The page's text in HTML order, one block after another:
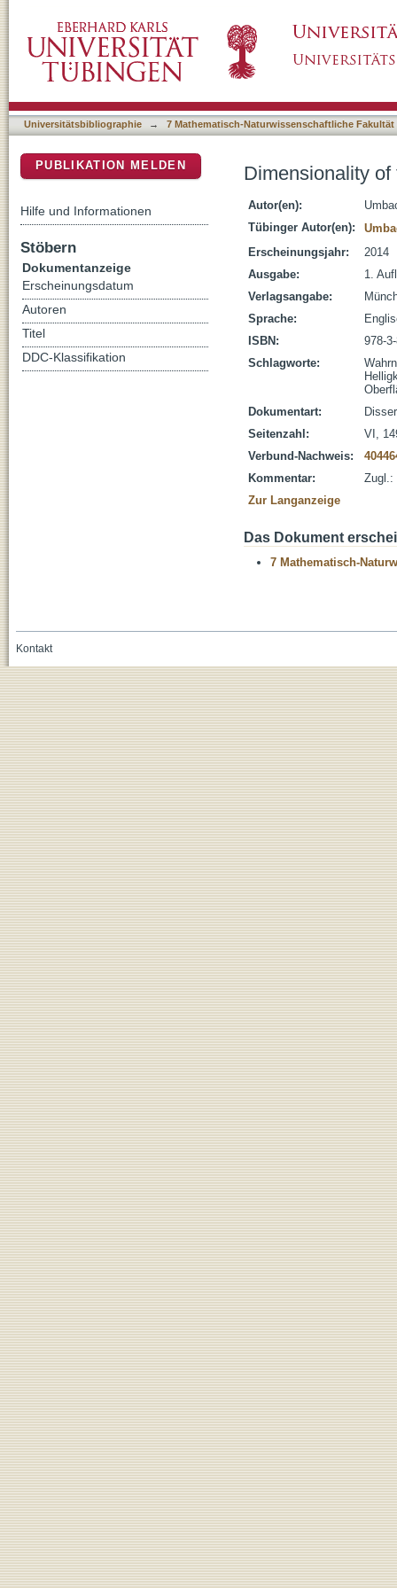
Universitätsbibliographie → 7 Mathematisch-Naturwissenschaftliche Fakultät
Dimensionality
Autor(en):
Tübinger Autor(en):
Erscheinungsjahr:
2014
Ausgabe:
1.
Verlagsangabe:
Sprache:
ISBN:
978-
Schlagworte:
Dokumentart:
Seitenzahl:
VI,
Verbund-Nachweis:
Kommentar:
Zugl.:
Zur Langanzeige
Das Dokument
7 Mathematisch-
PUBLIKATION MELDEN
Hilfe und Informationen
Stöbern
Dokumentanzeige
Erscheinungsdatum
Autoren
Titel
DDC-Klassifikation
Kontakt